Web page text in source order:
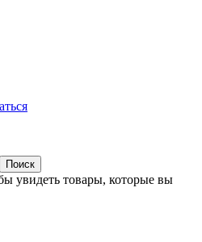
Поиск
увидеть товары, которые вы